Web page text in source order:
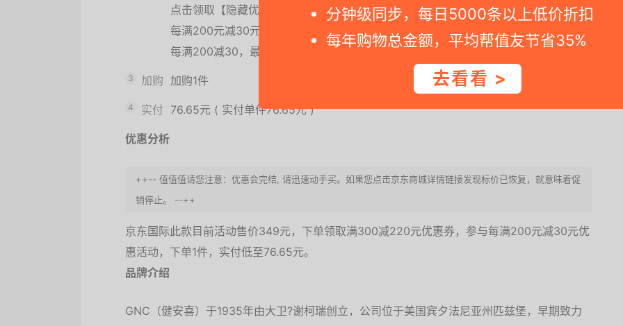
分钟级同步，每日5000条以上低价折扣
每年购物总金额，平均帮值友节省35%
去看看 >
点击领取【隐藏优惠】，购买更省！
每满200元减30元
每满200减30，最高减40000元(40000)
3 加购 加购1件
4 实付 76.65元 ( 实付单件76.65元 )
优惠分析
++-- 值值值请您注意：优惠会完结, 请迅速动手买。如果您点击京东商城详情链接发现标价已恢复，就意味着促
销停止。 --++
京东国际此款目前活动售价349元，下单领取满300减220元优惠券，参与每满200元减30元优
惠活动，下单1件，实付低至76.65元。
品牌介绍
GNC（健安喜）于1935年由大卫?谢柯瑞创立，公司位于美国宾夕法尼亚州匹兹堡，早期致力